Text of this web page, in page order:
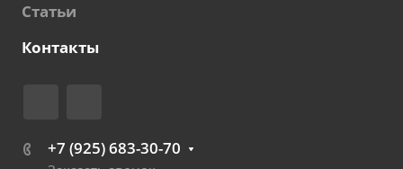
Статьи
Контакты
+7 (925) 683-30-70